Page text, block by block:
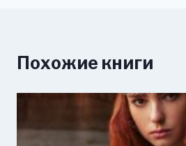
Похожие книги